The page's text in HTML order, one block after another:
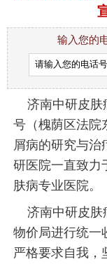
输入您的
济南中研皮肤
号（槐荫区法院
屑病的研究与治
研医院一直致力
肤病专业医院。
济南中研皮肤
物价局进行统一
严格要求自我，